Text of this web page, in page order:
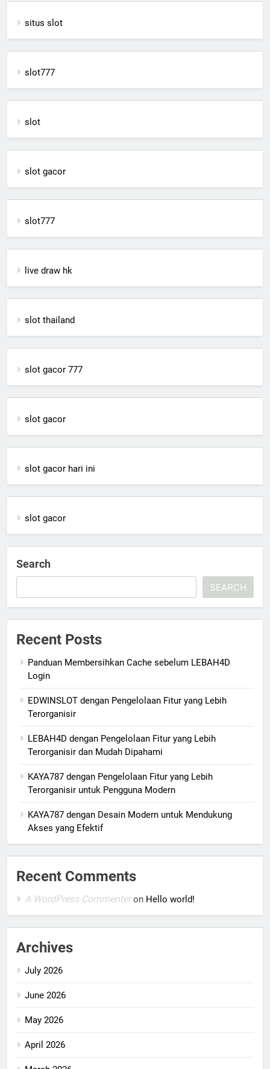
situs slot
slot777
slot
slot gacor
slot777
live draw hk
slot thailand
slot gacor 777
slot gacor
slot gacor hari ini
slot gacor
Search
SEARCH
Recent Posts
Panduan Membersihkan Cache sebelum LEBAH4D
Login
EDWINSLOT dengan Pengelolaan Fitur yang Lebih
Terorganisir
LEBAH4D dengan Pengelolaan Fitur yang Lebih
Terorganisir dan Mudah Dipahami
KAYA787 dengan Pengelolaan Fitur yang Lebih
Terorganisir untuk Pengguna Modern
KAYA787 dengan Desain Modern untuk Mendukung
Akses yang Efektif
Recent Comments
A WordPress Commenteron Hello world!
Archives
July 2026
June 2026
May 2026
April 2026